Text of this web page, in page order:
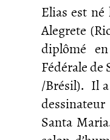
Elias est
Alegrete
diplômé
Fédérale
/Brésil). Il a
Santa